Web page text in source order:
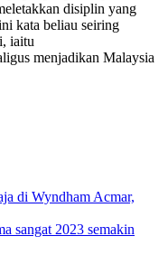
disiplin yang
kata beliau seiring
iaitu
menjadikan Malaysia
di Wyndham Acmar,
sangat 2023 semakin